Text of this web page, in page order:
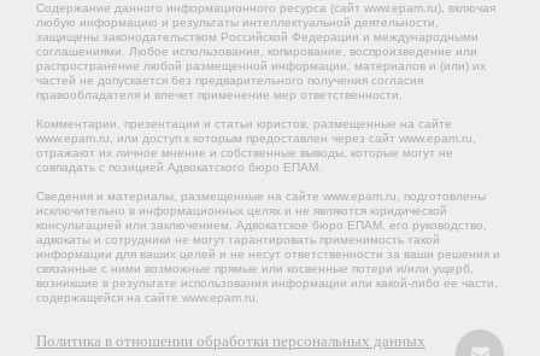
Содержание данного информационного ресурса (сайт www.epam.ru), включая
любую информацию и результаты интеллектуальной деятельности,
защищены законодательством Российской Федерации и международными
соглашениями. Любое использование, копирование, воспроизведение или
распространение любой размещенной информации, материалов и (или) их
частей не допускается без предварительного получения согласия
правообладателя и влечет применение мер ответственности.
Комментарии, презентации и статьи юристов, размещенные на сайте
www.epam.ru, или доступ к которым предоставлен через сайт www.epam.ru,
отражают их личное мнение и собственные выводы, которые могут не
совпадать с позицией Адвокатского бюро ЕПАМ.
Сведения и материалы, размещенные на сайте www.epam.ru, подготовлены
исключительно в информационных целях и не являются юридической
консультацией или заключением. Адвокатское бюро ЕПАМ, его руководство,
адвокаты и сотрудники не могут гарантировать применимость такой
информации для ваших целей и не несут ответственности за ваши решения и
связанные с ними возможные прямые или косвенные потери и/или ущерб,
возникшие в результате использования информации или какой-либо ее части,
содержащейся на сайте www.epam.ru.
Политика в отношении обработки персональных данных